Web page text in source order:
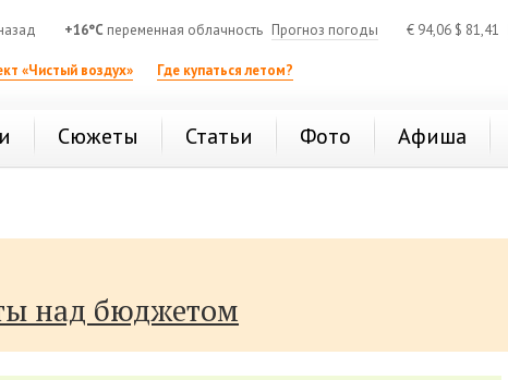
+16°C переменная облачность Прогноз погоды € 94,06 $ 81,41
«Чистый воздух» Где купаться летом?
Сюжеты Статьи Фото Афиша
над бюджетом